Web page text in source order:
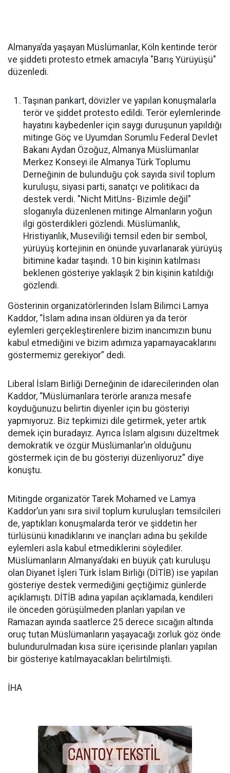
Almanya’da yaşayan Müslümanlar, Köln kentinde terör
ve şiddeti protesto etmek amacıyla "Barış Yürüyüşü"
düzenledi.
Taşınan pankart, dövizler ve yapılan konuşmalarla
terör ve şiddet protesto edildi. Terör eylemlerinde
hayatını kaybedenler için saygı duruşunun yapıldığı
mitinge Göç ve Uyumdan Sorumlu Federal Devlet
Bakanı Aydan Özoğuz, Almanya Müslümanlar
Merkez Konseyi ile Almanya Türk Toplumu
Derneğinin de bulunduğu çok sayıda sivil toplum
kuruluşu, siyasi parti, sanatçı ve politikacı da
destek verdi. "Nicht MitUns- Bizimle değil"
sloganıyla düzenlenen mitinge Almanların yoğun
ilgi gösterdikleri gözlendi. Müslümanlık,
Hristiyanlık, Museviliği temsil eden bir sembol,
yürüyüş kortejinin en önünde yuvarlanarak yürüyüş
bitimine kadar taşındı. 10 bin kişinin katılması
beklenen gösteriye yaklaşık 2 bin kişinin katıldığı
gözlendi.
Gösterinin organizatörlerinden İslam Bilimci Lamya
Kaddor, “İslam adına insan öldüren ya da terör
eylemleri gerçekleştirenlere bizim inancımızın bunu
kabul etmediğini ve bizim adımıza yapamayacaklarını
göstermemiz gerekiyor” dedi.
Liberal İslam Birliği Derneğinin de idarecilerinden olan
Kaddor, “Müslümanlara terörle aranıza mesafe
koyduğunuzu belirtin diyenler için bu gösteriyi
yapmıyoruz. Biz tepkimizi dile getirmek, yeter artık
demek için buradayız. Ayrıca İslam algısını düzeltmek
demokratik ve özgür Müslümanlar’ın olduğunu
göstermek için de bu gösteriyi düzenliyoruz” diye
konuştu.
Mitingde organizatör Tarek Mohamed ve Lamya
Kaddor’un yanı sıra sivil toplum kuruluşları temsilcileri
de, yaptıkları konuşmalarda terör ve şiddetin her
türlüsünü kınadıklarını ve inançları adına bu şekilde
eylemleri asla kabul etmediklerini söylediler.
Müslümanların Almanya’daki en büyük çatı kuruluşu
olan Diyanet İşleri Türk İslam Birliği (DİTİB) ise yapılan
gösteriye destek vermediğini geçtiğimiz günlerde
açıklamıştı. DİTİB adına yapılan açıklamada, kendileri
ile önceden görüşülmeden planları yapılan ve
Ramazan ayında saatlerce 25 derece sıcağın altında
oruç tutan Müslümanların yaşayacağı zorluk göz önde
bulundurulmadan kısa süre içerisinde planları yapılan
bir gösteriye katılmayacakları belirtilmişti.
İHA